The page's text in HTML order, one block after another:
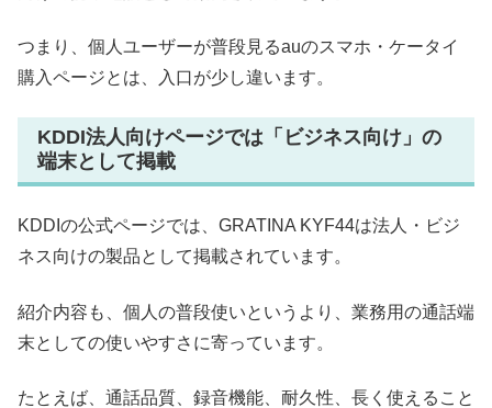
つまり、個人ユーザーが普段見るauのスマホ・ケータイ
購入ページとは、入口が少し違います。
KDDI法人向けページでは「ビジネス向け」の
端末として掲載
KDDIの公式ページでは、GRATINA KYF44は法人・ビジ
ネス向けの製品として掲載されています。
紹介内容も、個人の普段使いというより、業務用の通話端
末としての使いやすさに寄っています。
たとえば、通話品質、録音機能、耐久性、長く使えること